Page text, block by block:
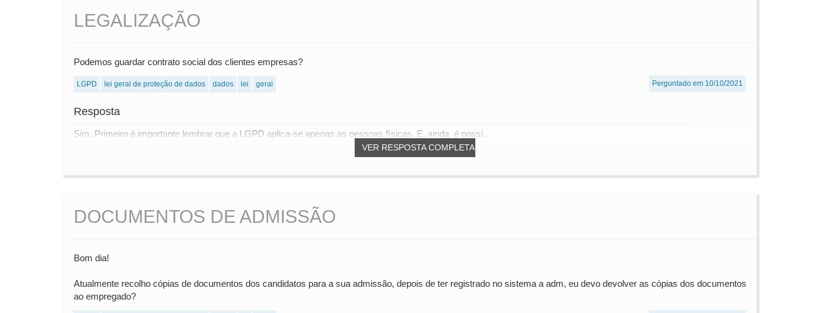
LEGALIZAÇÃO
Podemos guardar contrato social dos clientes empresas?
LGPD lei geral de proteção de dados dados lei geral Perguntado em 10/10/2021
Resposta
VER RESPOSTA COMPLETA
Sim. Primeiro é importante lembrar que a LGPD aplica-se apenas as pessoas físicas. E, ainda, é possí...
DOCUMENTOS DE ADMISSÃO
Bom dia!
Atualmente recolho cópias de documentos dos candidatos para a sua admissão, depois de ter registrado no sistema a adm, eu devo devolver as cópias dos documentos
ao empregado?